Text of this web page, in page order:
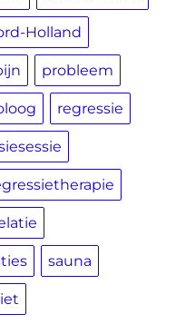
Holland
probleem
regressie
sauna